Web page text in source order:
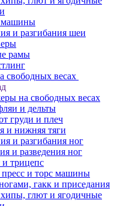
машины
и разгибания шеи
рамы
свободных весах
на свободных весах
и дельты
груди и плеч
и нижняя тяги
и разгибания ног
и разведения ног
трицепс
и торс машины
гакк и приседания
глют и ягодичные